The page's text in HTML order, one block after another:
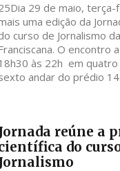
29 de maio,
uma edição da
curso de Jornalismo
O encontro
às 22h em quatro
andar do prédio
reúne a
do